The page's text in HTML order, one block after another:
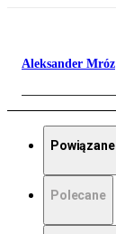
Aleksander Mróz
Powiązane
Polecane